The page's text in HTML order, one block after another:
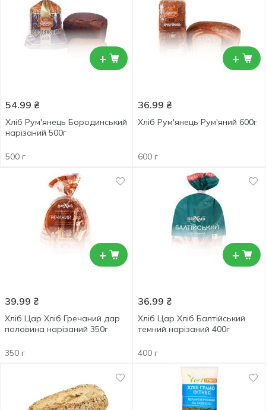
+
54.99 ₴
Хліб Рум'янець Бородинський
нарізаний 500г
500 г
+
36.99 ₴
Хліб Рум'янець Рум'яний 600г
600 г
+
39.99 ₴
Хліб Цар Хліб Гречаний дар
половина нарізаний 350г
350 г
+
36.99 ₴
Хліб Цар Хліб Балтійський
темний нарізаний 400г
400 г